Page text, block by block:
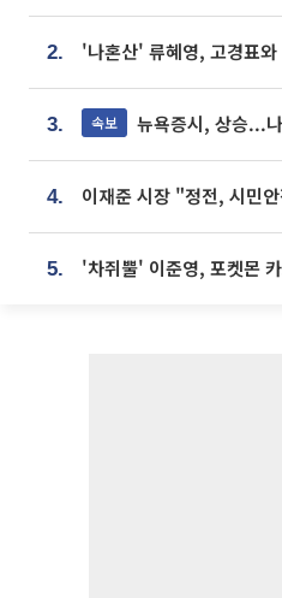
2.
3. 속보 뉴욕증시, 상승...
4.
5.